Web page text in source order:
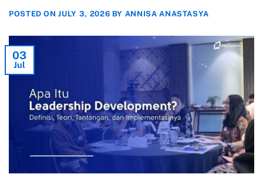
POSTED ONJULY 3, 2026 BY ANNISA ANASTASYA
03
Jul